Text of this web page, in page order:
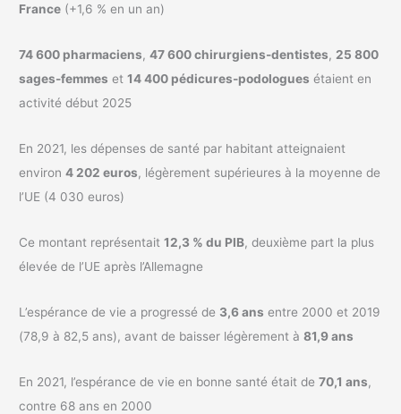
France (+1,6 % en un an)
74 600 pharmaciens,47 600 chirurgiens-dentistes, 25 800
sages-femmes et14 400 pédicures-podologues étaient en
activité début 2025
En 2021, les dépenses de santé par habitant atteignaient
environ4 202 euros, légèrement supérieures à la moyenne de
l’UE (4 030 euros)
Ce montant représentait12,3 % du PIB, deuxième part la plus
élevée de l’UE après l’Allemagne
L’espérance de vie a progressé de 3,6 ans entre 2000 et 2019
(78,9 à 82,5 ans), avant de baisser légèrement à81,9 ans
En 2021, l’espérance de vie en bonne santé était de70,1 ans,
contre 68 ans en 2000